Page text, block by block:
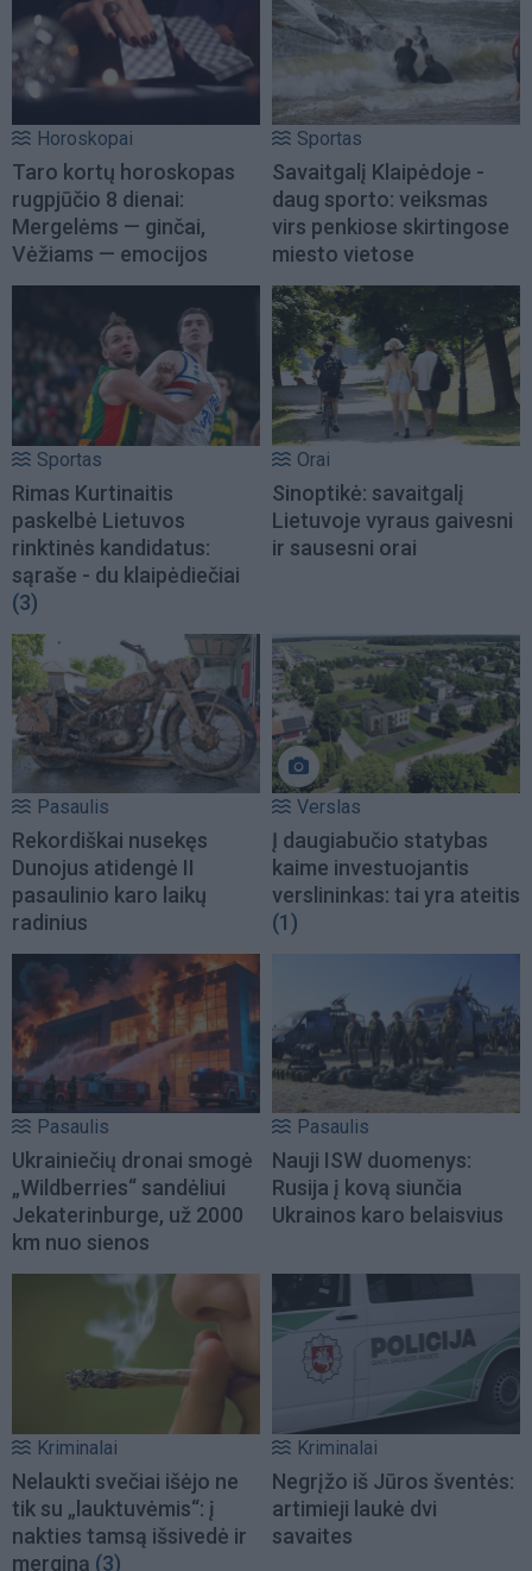
Horoskopai
Taro kortų horoskopas
rugpjūčio 8 dienai:
Mergelėms — ginčai,
Vėžiams — emocijos
Sportas
Savaitgalį Klaipėdoje -
daug sporto: veiksmas
virs penkiose skirtingose
miesto vietose
Sportas
Rimas Kurtinaitis
paskelbė Lietuvos
rinktinės kandidatus:
sąraše - du klaipėdiečiai
(3)
Orai
Sinoptikė: savaitgalį
Lietuvoje vyraus gaivesni
ir sausesni orai
Pasaulis
Rekordiškai nusekęs
Dunojus atidengė II
pasaulinio karo laikų
radinius
Verslas
Į daugiabučio statybas
kaime investuojantis
verslininkas: tai yra ateitis
(1)
Pasaulis
Ukrainiečių dronai smogė
„Wildberries“ sandėliui
Jekaterinburge, už 2000
km nuo sienos
Pasaulis
Nauji ISW duomenys:
Rusija į kovą siunčia
Ukrainos karo belaisvius
Kriminalai
Nelaukti svečiai išėjo ne
tik su „lauktuvėmis“: į
nakties tamsą išsivedė ir
merginą (3)
Kriminalai
Negrįžo iš Jūros šventės:
artimieji laukė dvi
savaites